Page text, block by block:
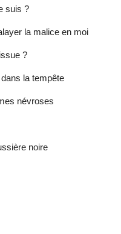
suis ?
la malice en moi
?
la tempête
névroses
noire